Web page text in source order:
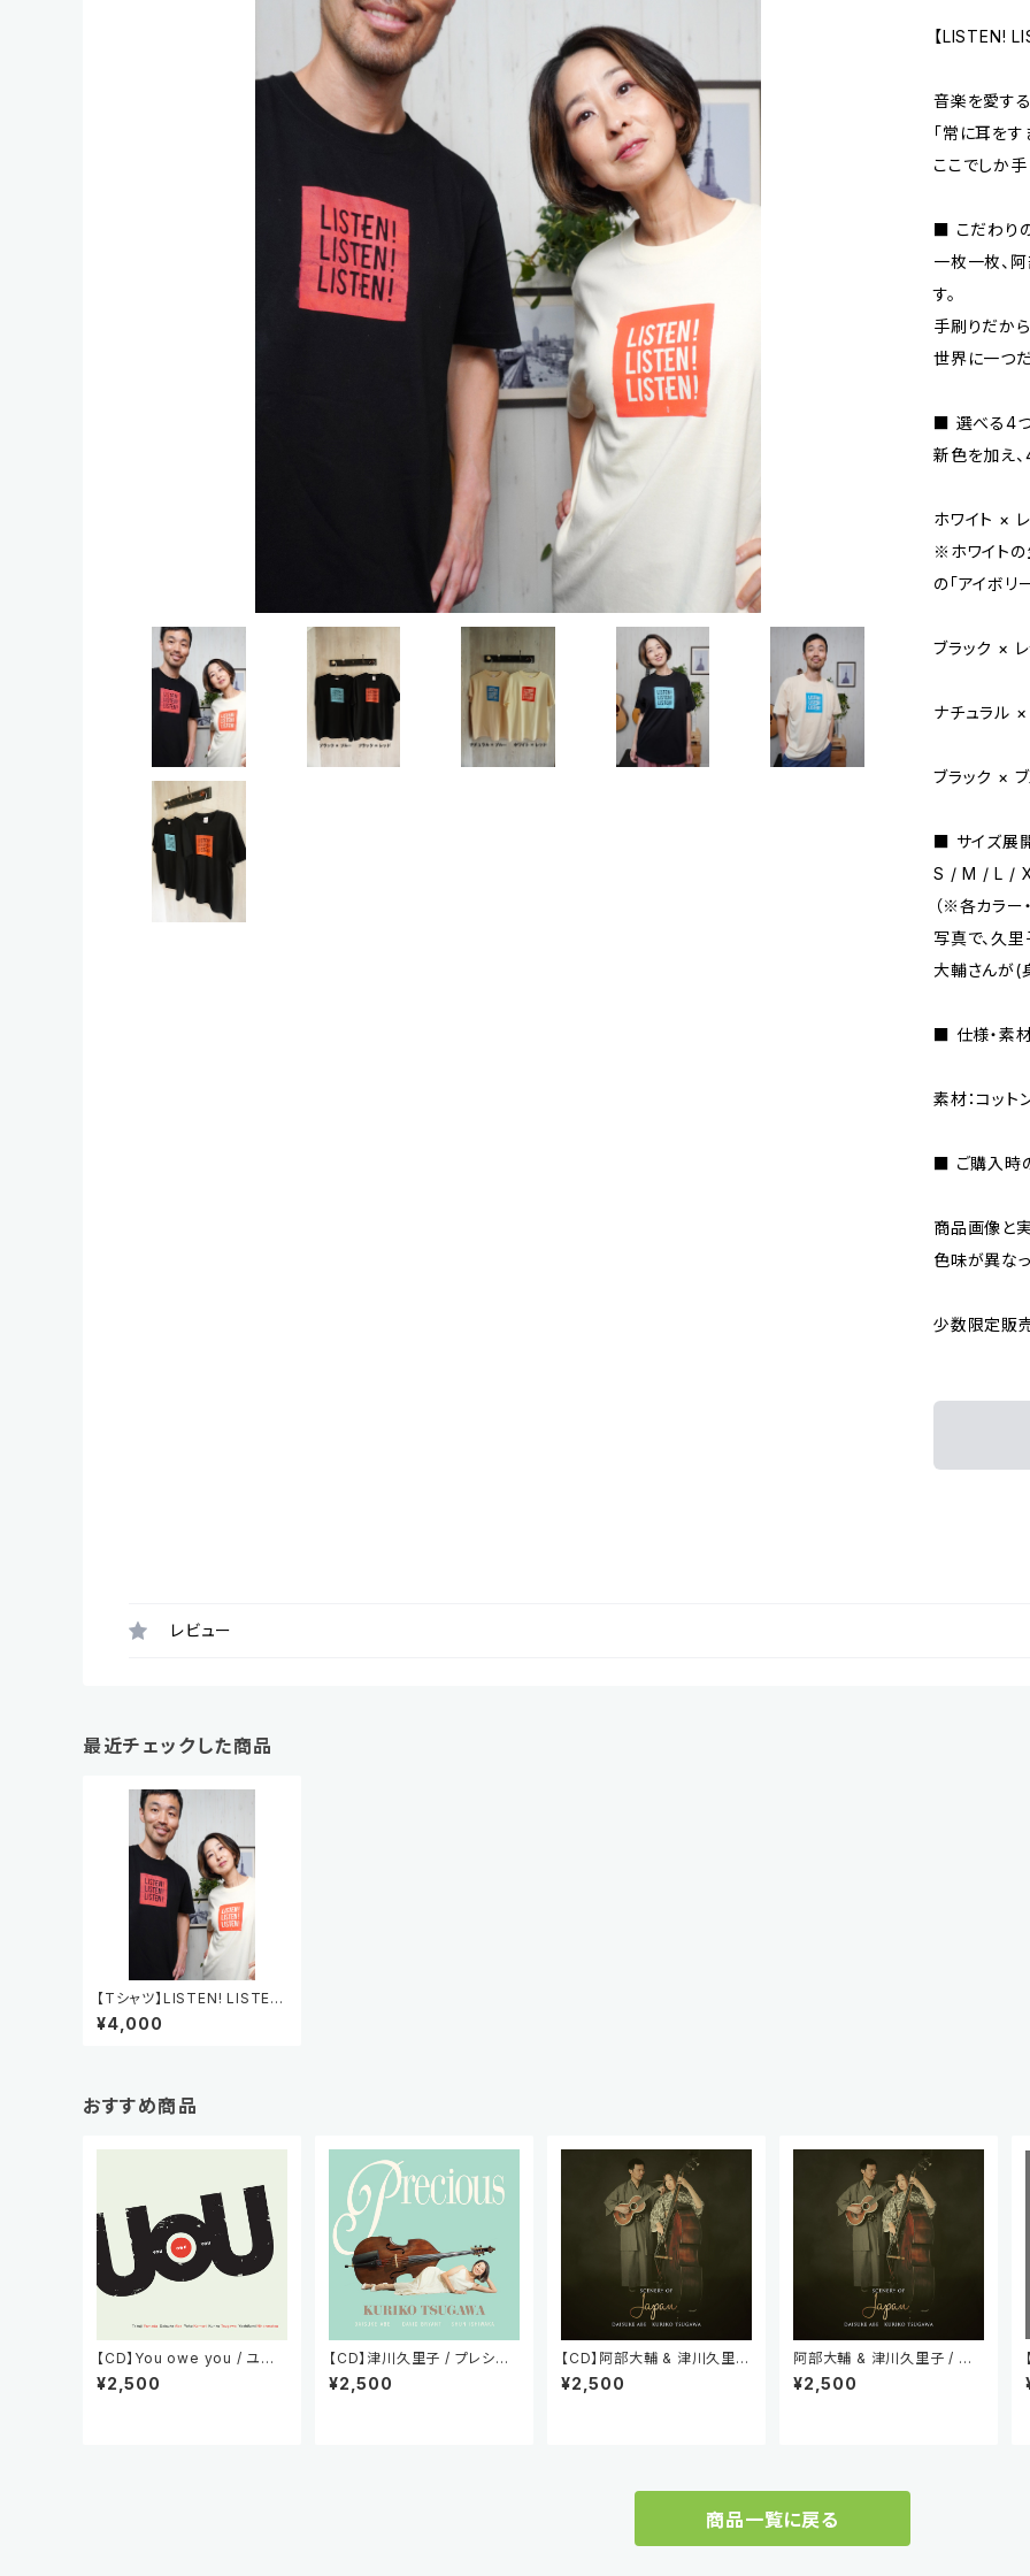
【LISTEN!
音楽を愛す
「常に耳をす
ここでしか
■ こだわり
一枚一枚、
す。
手刷りだか
世界に一つだ
■ 選べる4つ
新色を加え
ホワイト ×
※ホワイトの
の「アイボリ
ブラック × レ
ナチュラル ×
ブラック ×
■ サイズ展
S / M / L /
（※各カラー
写真で、久
大輔さんが(
■ 仕様・素
素材：コット
■ ご購入時
商品画像と
色味が異な
少数限定販
レビュー
最近チェックした商品
【Tシャツ】LISTEN! LISTEN!
LISTEN!
¥4,000
おすすめ商品
【CD】You owe you / ユー
オーユー
¥2,500
【CD】津川久里子 / プレシャ
ス
¥2,500
【CD】阿部大輔 & 津川久里子
/ シナリー・オブ・ジャパン
¥2,500
阿部大輔 & 津川久里子 / シ
ナリー・オブ・ジャパン (デジタ
ルダウンロード）
¥2,500
商品一覧に戻る